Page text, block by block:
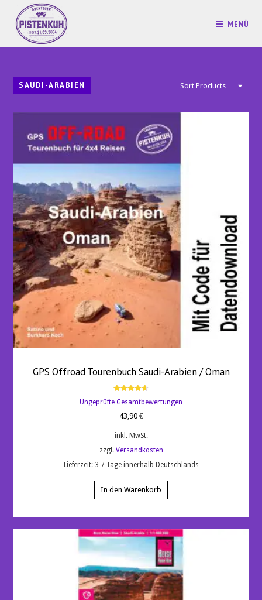
MENÜ
SAUDI-ARABIEN Sort Products
GPS Offroad Tourenbuch Saudi-Arabien / Oman
Bewertet
mit
von 5
Ungeprüfte Gesamtbewertungen
43,90 €
inkl. MwSt.
zzgl. Versandkosten
Lieferzeit: 3-7 Tage innerhalb Deutschlands
In den Warenkorb